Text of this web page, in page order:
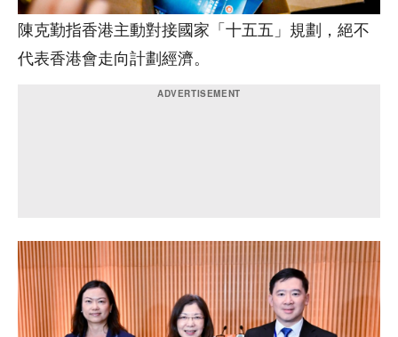
陳克勤指香港主動對接國家「十五五」規劃，絕不
代表香港會走向計劃經濟。